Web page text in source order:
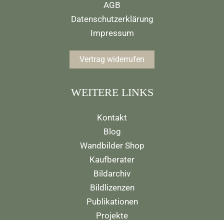
AGB
Datenschutzerklärung
Impressum
Vertrag widerrufen
WEITERE LINKS
Kontakt
Blog
Wandbilder Shop
Kaufberater
Bildarchiv
Bildlizenzen
Publikationen
Projekte